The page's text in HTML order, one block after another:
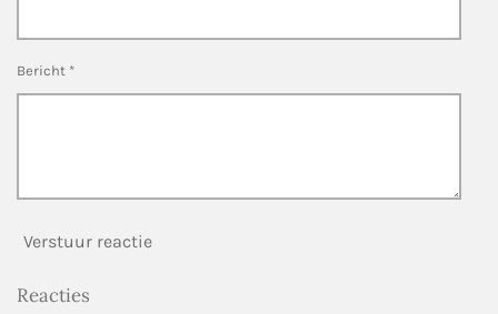
Bericht *
Verstuur reactie
Reacties